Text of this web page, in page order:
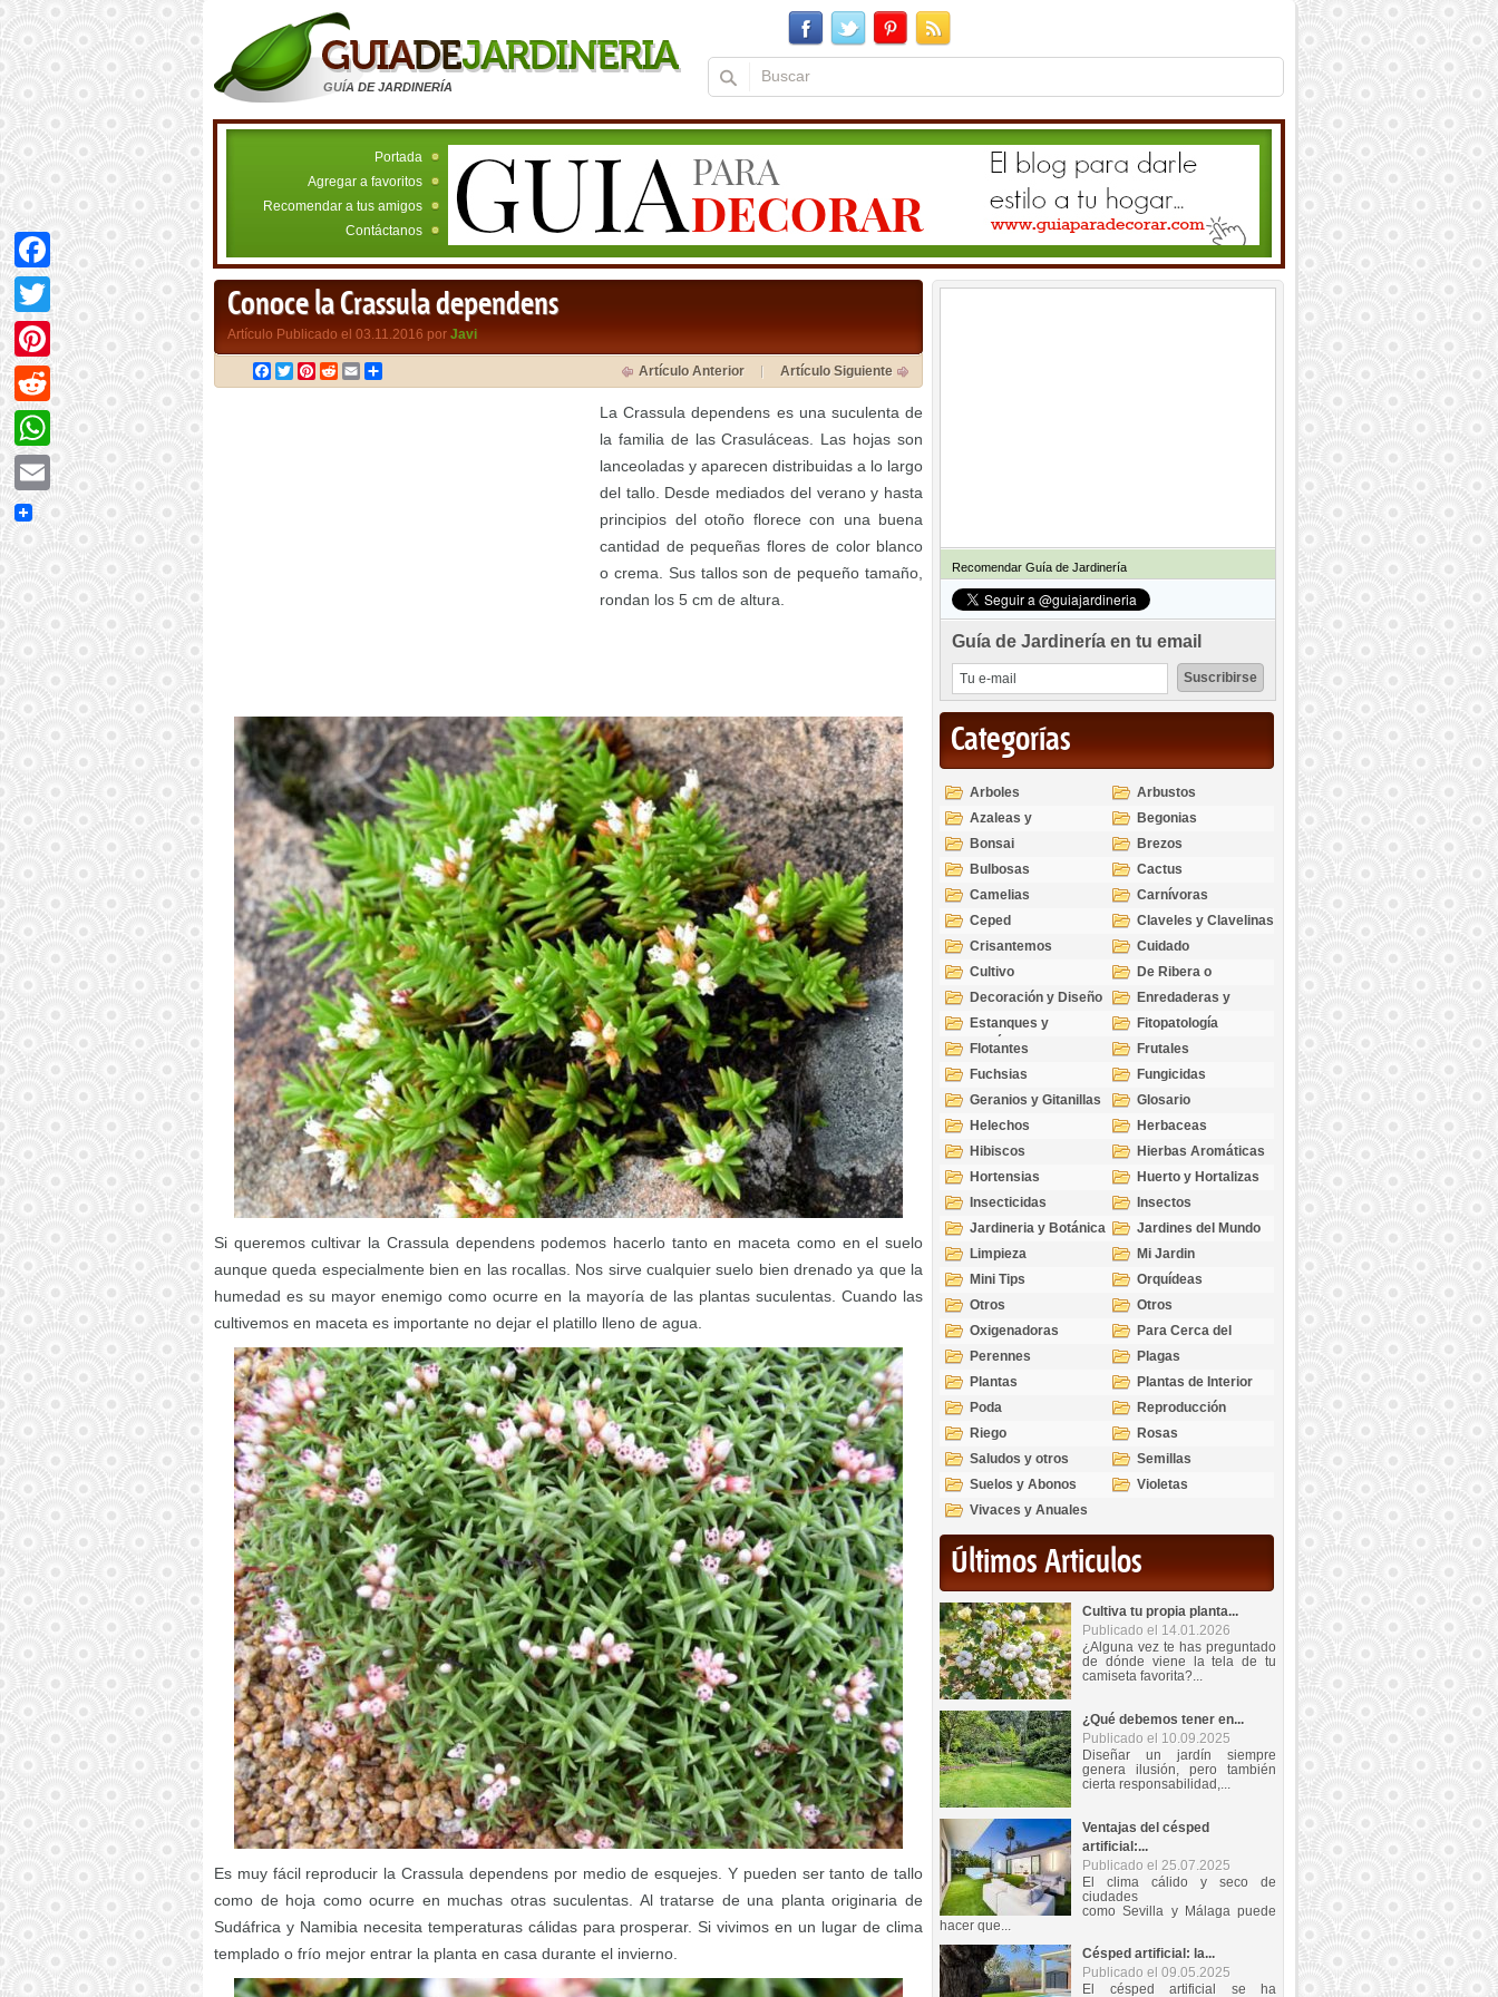
GUÍA DE JARDINERÍA
Portada
Agregar a favoritos
Recomendar a tus amigos
Contáctanos
Conoce la Crassula dependens
Artículo Publicado el 03.11.2016 por Javi
Facebook
TwitterPinterest
RedditEmail Artículo Anterior Artículo Siguiente
La Crassula dependens es una suculenta de
la familia de las Crasuláceas. Las hojas son
lanceoladas y aparecen distribuidas a lo largo
del tallo. Desde mediados del verano y hasta
principios del otoño florece con una buena
cantidad de pequeñas flores de color blanco
o crema. Sus tallos son de pequeño tamaño,
rondan los 5 cm de altura.
Si queremos cultivar la Crassula dependens podemos hacerlo tanto en maceta como en el suelo
aunque queda especialmente bien en las rocallas. Nos sirve cualquier suelo bien drenado ya que la
humedad es su mayor enemigo como ocurre en la mayoría de las plantas suculentas. Cuando las
cultivemos en maceta es importante no dejar el platillo lleno de agua.
Es muy fácil reproducir la Crassula dependens por medio de esquejes. Y pueden ser tanto de tallo
como de hoja como ocurre en muchas otras suculentas. Al tratarse de una planta originaria de
Sudáfrica y Namibia necesita temperaturas cálidas para prosperar. Si vivimos en un lugar de clima
templado o frío mejor entrar la planta en casa durante el invierno.
Recomendar Guía de Jardinería
Guía de Jardinería en tu email
Categorías
Arboles
Arbustos
Azaleas y
Rododendros
Begonias
Bonsai
Brezos
Bulbosas
Cactus
Camelias
Carnívoras
Ceped
Claveles y Clavelinas
Crisantemos
Cuidado
Cultivo
De Ribera o
Palustres
Decoración y Diseño
Enredaderas y
cubresuelos
Estanques y
Acuáticas
Fitopatología
Flotantes
Frutales
Fuchsias
Fungicidas
Geranios y Gitanillas
Glosario
Helechos
Herbaceas
Hibiscos
Hierbas Aromáticas
Hortensias
Huerto y Hortalizas
Insecticidas
Insectos
Jardineria y Botánica
Jardines del Mundo
Limpieza
Mi Jardin
Mini Tips
Orquídeas
Otros
Otros
Oxigenadoras
Para Cerca del
Estanque
Perennes
Plagas
Plantas
Plantas de Interior
Poda
Reproducción
Riego
Rosas
Saludos y otros
temas
Semillas
Suelos y Abonos
Violetas
Vivaces y Anuales
Últimos Articulos
Cultiva tu propia planta...
Publicado el 14.01.2026
¿Alguna vez te has preguntado
de dónde viene la tela de tu
camiseta favorita?...
¿Qué debemos tener en...
Publicado el 10.09.2025
Diseñar un jardín siempre
genera ilusión, pero también
cierta responsabilidad,...
Ventajas del césped
artificial:...
Publicado el 25.07.2025
El clima cálido y seco de
ciudades
como Sevilla y Málaga puede
hacer que...
Césped artificial: la...
Publicado el 09.05.2025
El césped artificial se ha
Facebook
Twitter
Pinterest
Reddit
WhatsApp
Email